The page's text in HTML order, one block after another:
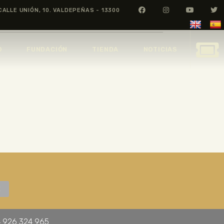
UNIÓN, 10. VALDEPEÑAS - 13300
926 324 965